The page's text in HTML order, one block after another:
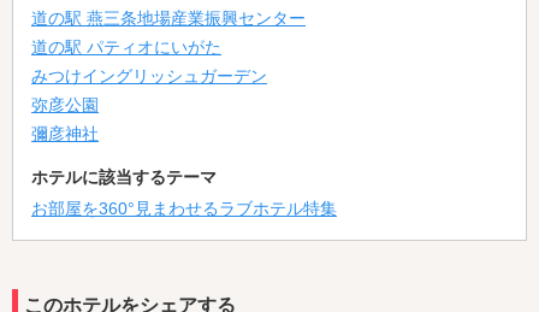
道の駅 燕三条地場産業振興センター
道の駅 パティオにいがた
みつけイングリッシュガーデン
弥彦公園
彌彦神社
ホテルに該当するテーマ
お部屋を360°見まわせるラブホテル特集
このホテルをシェアする